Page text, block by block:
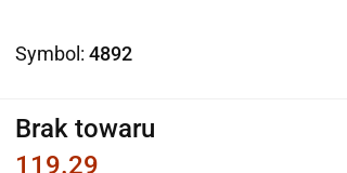
Symbol: 4892
Brak towaru
119.29